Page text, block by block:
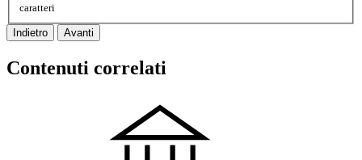
caratteri
Indietro Avanti
Contenuti correlati